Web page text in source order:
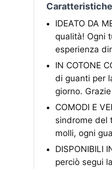
Caratteristiche
IDEATO DA
qualità! Ogni
esperienza
IN COTONE
di guanti per
giorno.
COMODI E
sindrome del
molli, ogni
DISPONIBILI
perciò segui